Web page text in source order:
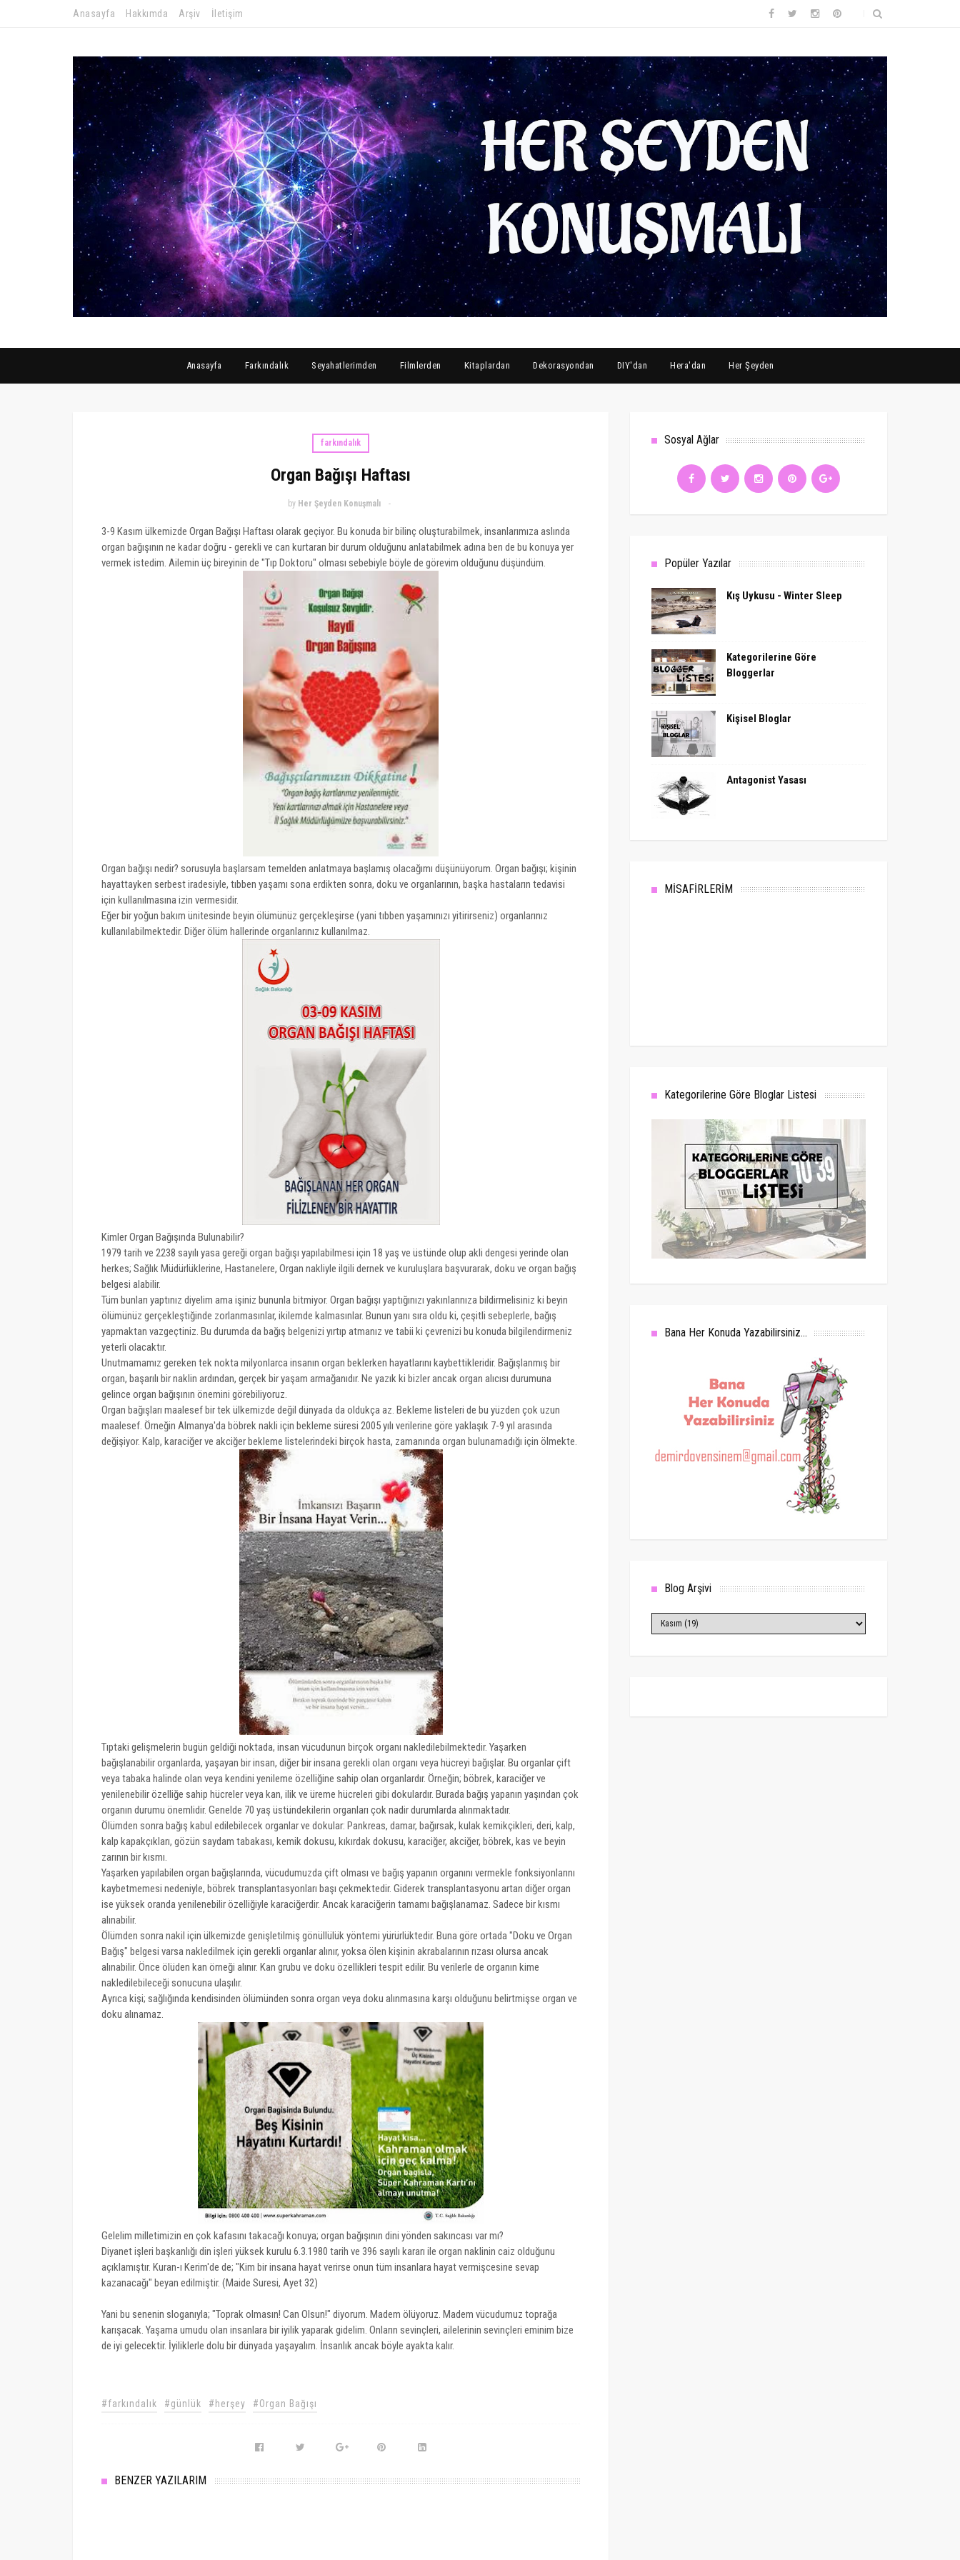
Anasayfa Hakkımda Arşiv İletişim
Anasayfa Farkındalık Seyahatlerimden Filmlerden Kitaplardan Dekorasyondan DIY'dan Hera'dan Her Şeyden
farkındalık
Organ Bağışı Haftası
by Her Şeyden Konuşmalı
3-9 Kasım ülkemizde Organ Bağışı Haftası olarak geçiyor. Bu konuda bir bilinç oluşturabilmek, insanlarımıza aslında
organ bağışının ne kadar doğru - gerekli ve can kurtaran bir durum olduğunu anlatabilmek adına ben de bu konuya yer
vermek istedim. Ailemin üç bireyinin de "Tıp Doktoru" olması sebebiyle böyle de görevim olduğunu düşündüm.
Organ bağışı nedir? sorusuyla başlarsam temelden anlatmaya başlamış olacağımı düşünüyorum. Organ bağışı; kişinin
hayattayken serbest iradesiyle, tıbben yaşamı sona erdikten sonra, doku ve organlarının, başka hastaların tedavisi
için kullanılmasına izin vermesidir.
Eğer bir yoğun bakım ünitesinde beyin ölümünüz gerçekleşirse (yani tıbben yaşamınızı yitirirseniz) organlarınız
kullanılabilmektedir. Diğer ölüm hallerinde organlarınız kullanılmaz.
Kimler Organ Bağışında Bulunabilir?
1979 tarih ve 2238 sayılı yasa gereği organ bağışı yapılabilmesi için 18 yaş ve üstünde olup akli dengesi yerinde olan
herkes; Sağlık Müdürlüklerine, Hastanelere, Organ nakliyle ilgili dernek ve kuruluşlara başvurarak, doku ve organ bağış
belgesi alabilir.
Tüm bunları yaptınız diyelim ama işiniz bununla bitmiyor. Organ bağışı yaptığınızı yakınlarınıza bildirmelisiniz ki beyin
ölümünüz gerçekleştiğinde zorlanmasınlar, ikilemde kalmasınlar. Bunun yanı sıra oldu ki, çeşitli sebeplerle, bağış
yapmaktan vazgeçtiniz. Bu durumda da bağış belgenizi yırtıp atmanız ve tabii ki çevrenizi bu konuda bilgilendirmeniz
yeterli olacaktır.
Unutmamamız gereken tek nokta milyonlarca insanın organ beklerken hayatlarını kaybettikleridir. Bağışlanmış bir
organ, başarılı bir naklin ardından, gerçek bir yaşam armağanıdır. Ne yazık ki bizler ancak organ alıcısı durumuna
gelince organ bağışının önemini görebiliyoruz.
Organ bağışları maalesef bir tek ülkemizde değil dünyada da oldukça az. Bekleme listeleri de bu yüzden çok uzun
maalesef. Örneğin Almanya'da böbrek nakli için bekleme süresi 2005 yılı verilerine göre yaklaşık 7-9 yıl arasında
değişiyor. Kalp, karaciğer ve akciğer bekleme listelerindeki birçok hasta, zamanında organ bulunamadığı için ölmekte.
Tıptaki gelişmelerin bugün geldiği noktada, insan vücudunun birçok organı nakledilebilmektedir. Yaşarken
bağışlanabilir organlarda, yaşayan bir insan, diğer bir insana gerekli olan organı veya hücreyi bağışlar. Bu organlar çift
veya tabaka halinde olan veya kendini yenileme özelliğine sahip olan organlardır. Örneğin; böbrek, karaciğer ve
yenilenebilir özelliğe sahip hücreler veya kan, ilik ve üreme hücreleri gibi dokulardır. Burada bağış yapanın yaşından çok
organın durumu önemlidir. Genelde 70 yaş üstündekilerin organları çok nadir durumlarda alınmaktadır.
Ölümden sonra bağış kabul edilebilecek organlar ve dokular: Pankreas, damar, bağırsak, kulak kemikçikleri, deri, kalp,
kalp kapakçıkları, gözün saydam tabakası, kemik dokusu, kıkırdak dokusu, karaciğer, akciğer, böbrek, kas ve beyin
zarının bir kısmı.
Yaşarken yapılabilen organ bağışlarında, vücudumuzda çift olması ve bağış yapanın organını vermekle fonksiyonlarını
kaybetmemesi nedeniyle, böbrek transplantasyonları başı çekmektedir. Giderek transplantasyonu artan diğer organ
ise yüksek oranda yenilenebilir özelliğiyle karaciğerdir. Ancak karaciğerin tamamı bağışlanamaz. Sadece bir kısmı
alınabilir.
Ölümden sonra nakil için ülkemizde genişletilmiş gönüllülük yöntemi yürürlüktedir. Buna göre ortada "Doku ve Organ
Bağış" belgesi varsa nakledilmek için gerekli organlar alınır, yoksa ölen kişinin akrabalarının rızası olursa ancak
alınabilir. Önce ölüden kan örneği alınır. Kan grubu ve doku özellikleri tespit edilir. Bu verilerle de organın kime
nakledilebileceği sonucuna ulaşılır.
Ayrıca kişi; sağlığında kendisinden ölümünden sonra organ veya doku alınmasına karşı olduğunu belirtmişse organ ve
doku alınamaz.
Gelelim milletimizin en çok kafasını takacağı konuya; organ bağışının dini yönden sakıncası var mı?
Diyanet işleri başkanlığı din işleri yüksek kurulu 6.3.1980 tarih ve 396 sayılı kararı ile organ naklinin caiz olduğunu
açıklamıştır. Kuran-ı Kerim'de de; "Kim bir insana hayat verirse onun tüm insanlara hayat vermişcesine sevap
kazanacağı" beyan edilmiştir. (Maide Suresi, Ayet 32)
Yani bu senenin sloganıyla; "Toprak olmasın! Can Olsun!" diyorum. Madem ölüyoruz. Madem vücudumuz toprağa
karışacak. Yaşama umudu olan insanlara bir iyilik yaparak gidelim. Onların sevinçleri, ailelerinin sevinçleri eminim bize
de iyi gelecektir. İyiliklerle dolu bir dünyada yaşayalım. İnsanlık ancak böyle ayakta kalır.
#farkındalık #günlük #herşey #Organ Bağışı
BENZER YAZILARIM
Sosyal Ağlar
Popüler Yazılar
Kış Uykusu - Winter Sleep
Kategorilerine Göre
Bloggerlar
Kişisel Bloglar
Antagonist Yasası
MİSAFİRLERİM
Kategorilerine Göre Bloglar Listesi
Bana Her Konuda Yazabilirsiniz...
Blog Arşivi